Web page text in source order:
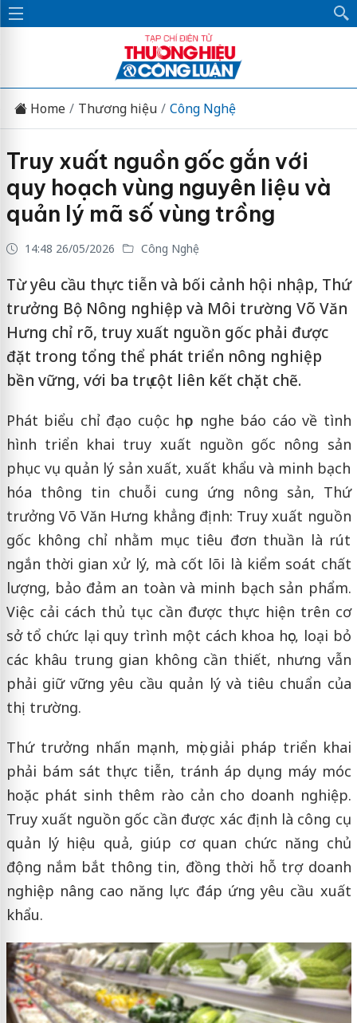
Home Thương hiệu Công Nghệ
Truy xuất nguồn gốc gắn với
quy hoạch vùng nguyên liệu và
quản lý mã số vùng trồng
14:48 26/05/2026 Công Nghệ
Từ yêu cầu thực tiễn và bối cảnh hội nhập, Thứ
trưởng Bộ Nông nghiệp và Môi trường Võ Văn
Hưng chỉ rõ, truy xuất nguồn gốc phải được
đặt trong tổng thể phát triển nông nghiệp
bền vững, với ba trụ cột liên kết chặt chẽ.
Phát biểu chỉ đạo cuộc họp nghe báo cáo về tình
hình triển khai truy xuất nguồn gốc nông sản
phục vụ quản lý sản xuất, xuất khẩu và minh bạch
hóa thông tin chuỗi cung ứng nông sản, Thứ
trưởng Võ Văn Hưng khẳng định: Truy xuất nguồn
gốc không chỉ nhằm mục tiêu đơn thuần là rút
ngắn thời gian xử lý, mà cốt lõi là kiểm soát chất
lượng, bảo đảm an toàn và minh bạch sản phẩm.
Việc cải cách thủ tục cần được thực hiện trên cơ
sở tổ chức lại quy trình một cách khoa học, loại bỏ
các khâu trung gian không cần thiết, nhưng vẫn
phải giữ vững yêu cầu quản lý và tiêu chuẩn của
thị trường.
Thứ trưởng nhấn mạnh, mọi giải pháp triển khai
phải bám sát thực tiễn, tránh áp dụng máy móc
hoặc phát sinh thêm rào cản cho doanh nghiệp.
Truy xuất nguồn gốc cần được xác định là công cụ
quản lý hiệu quả, giúp cơ quan chức năng chủ
động nắm bắt thông tin, đồng thời hỗ trợ doanh
nghiệp nâng cao năng lực đáp ứng yêu cầu xuất
khẩu.